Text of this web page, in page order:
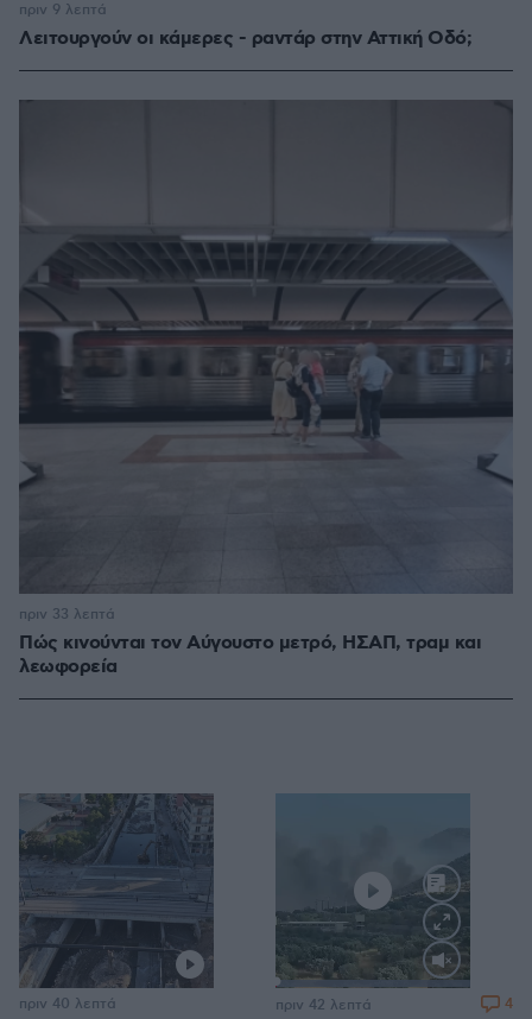
Λειτουργούν οι κάμερες - ραντάρ στην Αττική Οδό;
πριν 9 λεπτά
Πώς κινούνται τον Αύγουστο μετρό, ΗΣΑΠ, τραμ και
λεωφορεία
πριν 33 λεπτά
πριν 40 λεπτά
Loaded
πριν 42 λεπτά 4